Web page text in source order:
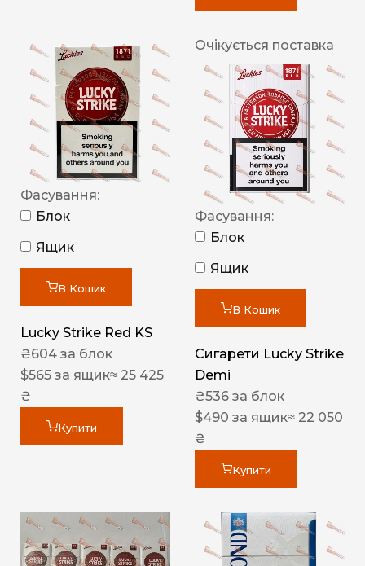
Фасування:
Блок
Ящик
В Кошик
Lucky Strike Red KS
₴604 за блок
$565 за ящик≈ 25 425
₴
Купити
Очікується поставка
Фасування:
Блок
Ящик
В Кошик
Сигарети Lucky Strike
Demi
₴536 за блок
$490 за ящик≈ 22 050
₴
Купити